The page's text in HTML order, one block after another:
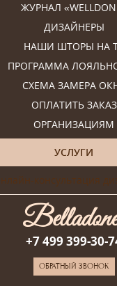
ЖУРНАЛ
ДИЗАЙНЕРЫ
НАШИ ШТОРЫ НА
ПРОГРАММА
СХЕМА ЗАМЕРА
ОПЛАТИТЬ ЗАКАЗ
ОРГАНИЗАЦИЯМ
УСЛУГИ
консультация
+7 499 399-30-
ОБРАТНЫЙ ЗВОНОК